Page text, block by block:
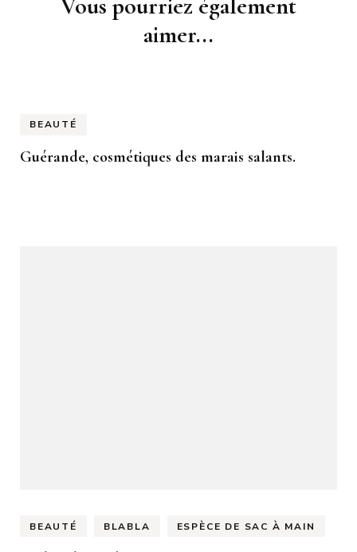
aimer...
BEAUTÉ
Guérande, cosmétiques des marais salants.
BEAUTÉ BLABLA ESPÈCE DE SAC À MAIN